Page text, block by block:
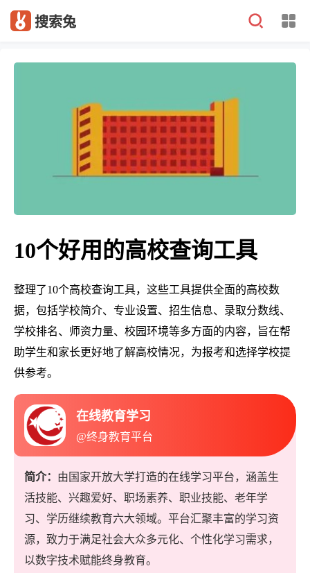
搜索兔
10个好用的高校查询工具
整理了10个高校查询工具，这些工具提供全面的高校数
据，包括学校简介、专业设置、招生信息、录取分数线、
学校排名、师资力量、校园环境等多方面的内容，旨在帮
助学生和家长更好地了解高校情况，为报考和选择学校提
供参考。
在线教育学习
@终身教育平台
简介： 由国家开放大学打造的在线学习平台，涵盖生
活技能、兴趣爱好、职场素养、职业技能、老年学
习、学历继续教育六大领域。平台汇聚丰富的学习资
源，致力于满足社会大众多元化、个性化学习需求，
以数字技术赋能终身教育。